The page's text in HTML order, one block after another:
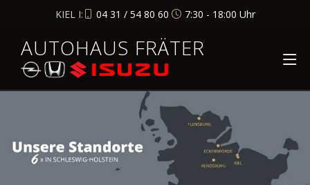
KIEL I: 04 31 / 54 80 60 7:30 - 18:00 Uhr
AUTOHAUS FRÄTER